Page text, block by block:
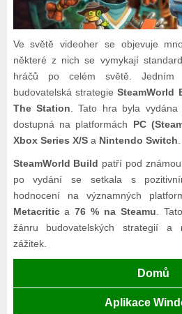
Ve světě videoher se objevuje
některé z nich se vymykají
hráčů po celém světě.
budovatelská strategieSteamWorld
The Station. Tato hra byla
dostupná na platformách PC
Xbox Series X/Sa Nintendo Switch.
SteamWorld Build patří pod
po vydání se setkala s
hodnocení na významných
Metacritica76 % na Steamu.
žánru budovatelských strategií a
zážitek.
Domů
Aplikace